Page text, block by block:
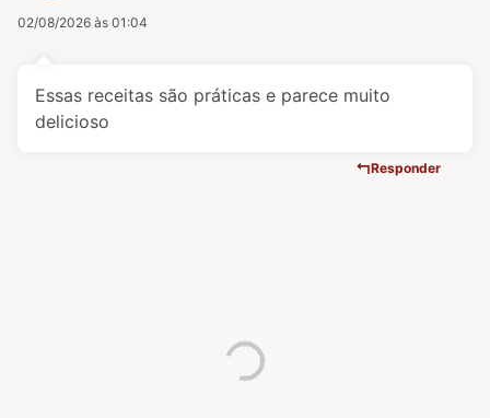
02/08/2026 às 01:04
Essas receitas são práticas e parece muito
delicioso
Responder